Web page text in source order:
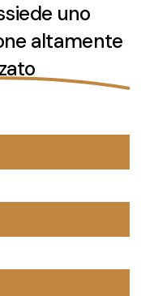
uno
altamente